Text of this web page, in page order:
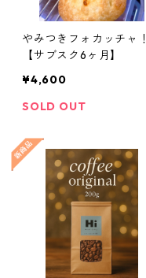
やみつきフォカッチャ！
【サブスク6ヶ月】
¥4,600
SOLD OUT